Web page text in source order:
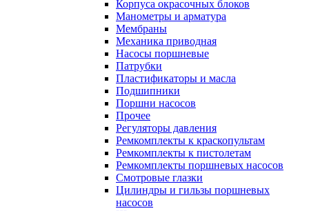
Корпуса окрасочных блоков
Манометры и арматура
Мембраны
Механика приводная
Насосы поршневые
Патрубки
Пластификаторы и масла
Подшипники
Поршни насосов
Прочее
Регуляторы давления
Ремкомплекты к краскопультам
Ремкомплекты к пистолетам
Ремкомплекты поршневых насосов
Смотровые глазки
Цилиндры и гильзы поршневых
насосов